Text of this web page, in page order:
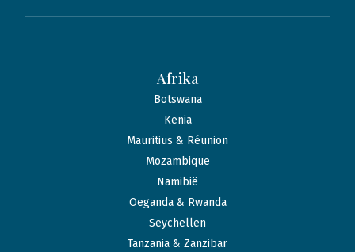
Afrika
Botswana
Kenia
Mauritius & Réunion
Mozambique
Namibië
Oeganda & Rwanda
Seychellen
Tanzania & Zanzibar